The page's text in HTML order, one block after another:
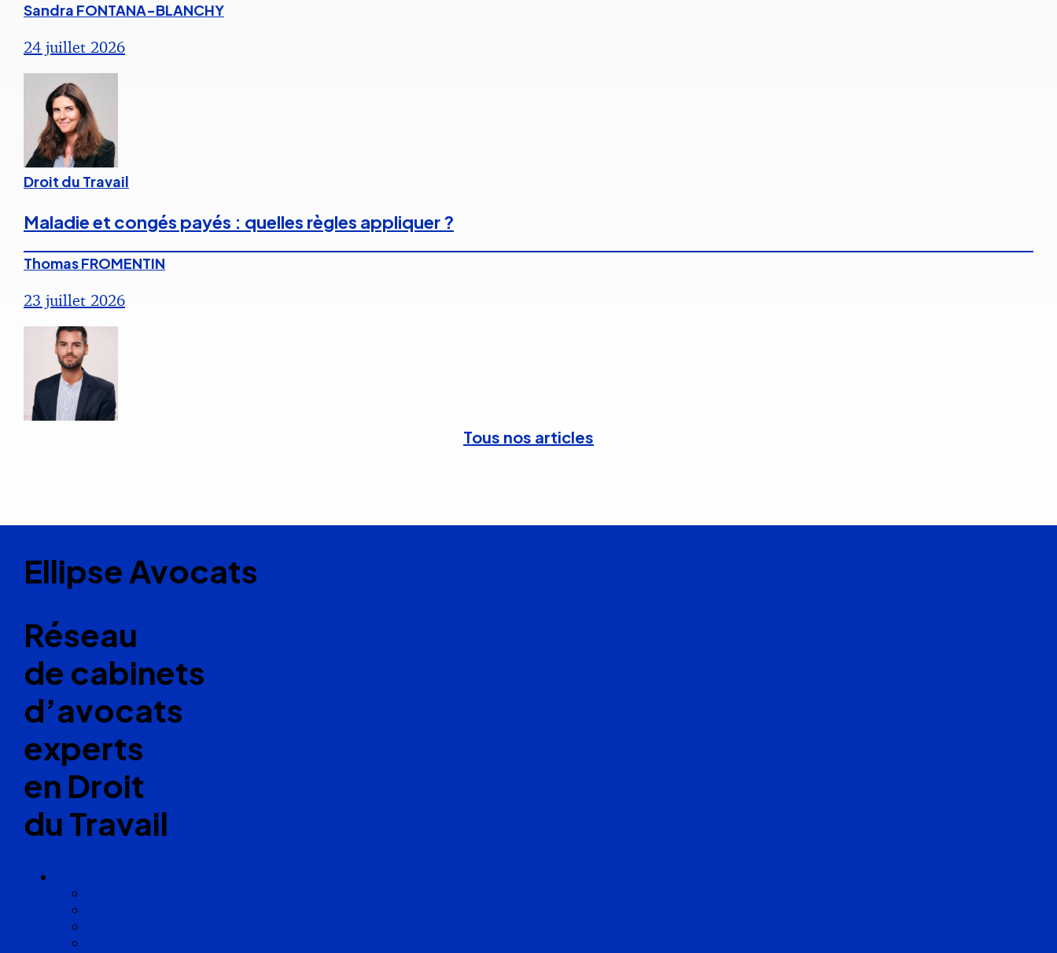
Sandra FONTANA-BLANCHY
24 juillet 2026
Droit du Travail
Maladie et congés payés : quelles règles appliquer ?
Thomas FROMENTIN
23 juillet 2026
Tous nos articles
Ellipse Avocats
Réseau
de cabinets
d’avocats
experts
en Droit
du Travail